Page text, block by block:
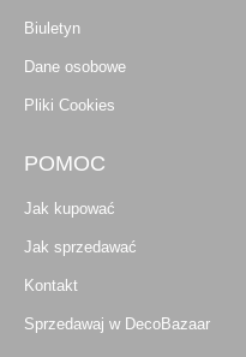
Biuletyn
Dane osobowe
Pliki Cookies
POMOC
Jak kupować
Jak sprzedawać
Kontakt
Sprzedawaj w DecoBazaar